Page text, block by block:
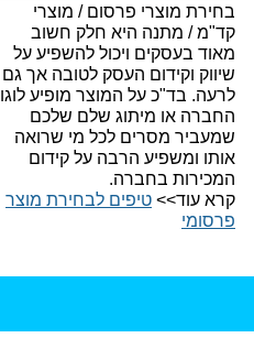
בחירת מוצרי פרסום / מוצרי
קד"מ / מתנה היא חלק חשוב
מאוד בעסקים ויכול להשפיע על
שיווק וקידום העסק לטובה אך גם
לרעה. בד"כ על המוצר מופיע לוגו
החברה או מיתוג שלם שלכם
שמעביר מסרים לכל מי שרואה
אותו ומשפיע הרבה על קידום
המכירות בחברה.
קרא עוד>> טיפים לבחירת מוצר
פרסומי